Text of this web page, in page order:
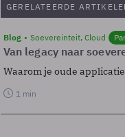
GERELATEERDE
Blog Soevereinteit, Cloud
Van legacy naar
Waarom je oude
1 min